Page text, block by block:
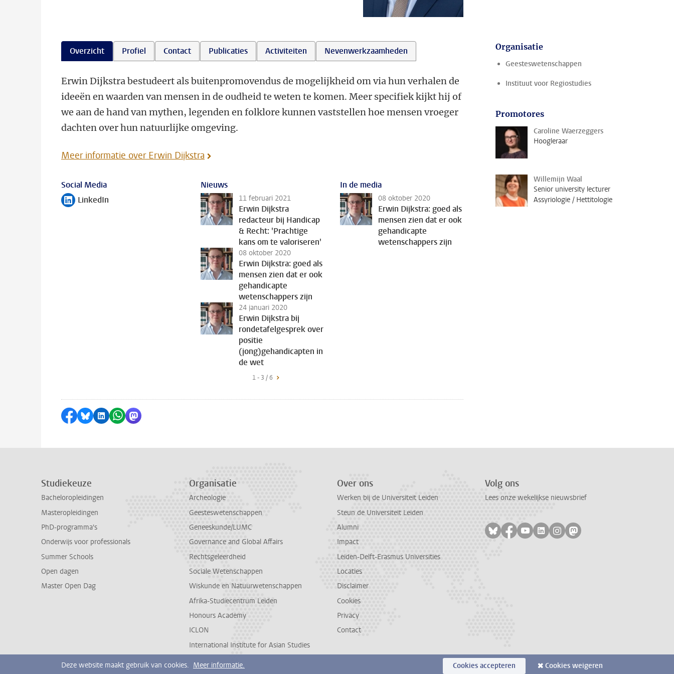
Overzicht Profiel Contact Publicaties Activiteiten Nevenwerkzaamheden
Erwin Dijkstra bestudeert als buitenpromovendus de mogelijkheid om via hun verhalen de
ideeën en waarden van mensen in de oudheid te weten te komen. Meer specifiek kijkt hij of
we aan de hand van mythen, legenden en folklore kunnen vaststellen hoe mensen vroeger
dachten over hun natuurlijke omgeving.
Meer informatie over Erwin Dijkstra
Social Media
Volg ons op
LinkedIn
Nieuws
11 februari 2021
Erwin Dijkstra
redacteur bij Handicap
& Recht: 'Prachtige
kans om te valoriseren'
08 oktober 2020
Erwin Dijkstra: goed als
mensen zien dat er ook
gehandicapte
wetenschappers zijn
24 januari 2020
Erwin Dijkstra bij
rondetafelgesprek over
positie
(jong)gehandicapten in
de wet
1 - 3 / 6
In de media
08 oktober 2020
Erwin Dijkstra: goed als
mensen zien dat er ook
gehandicapte
wetenschappers zijn
Delen op Facebook
Delen via Bluesky
Delen op LinkedIn
Delen via WhatsApp
Delen via Mastodon
Organisatie
Geesteswetenschappen
Instituut voor Regiostudies
Promotores
Caroline Waerzeggers
Hoogleraar
Willemijn Waal
Senior university lecturer
Assyriologie / Hettitologie
Studiekeuze
Bacheloropleidingen
Masteropleidingen
PhD-programma's
Onderwijs voor professionals
Summer Schools
Open dagen
Master Open Dag
Organisatie
Archeologie
Geesteswetenschappen
Geneeskunde/LUMC
Governance and Global Affairs
Rechtsgeleerdheid
Sociale Wetenschappen
Wiskunde en Natuurwetenschappen
Afrika-Studiecentrum Leiden
Honours Academy
ICLON
International Institute for Asian Studies
Over ons
Werken bij de Universiteit Leiden
Steun de Universiteit Leiden
Alumni
Impact
Leiden-Delft-Erasmus Universities
Locaties
Disclaimer
Cookies
Privacy
Contact
Volg ons
Lees onze wekelijkse nieuwsbrief
Volg ons op bluesky
Volg ons op facebook
Volg ons op youtube
Volg ons op linkedin
Volg ons op instagram
Volg ons op mastodon
Deze website maakt gebruik van cookies. Meer informatie. Cookies accepteren Cookies weigeren